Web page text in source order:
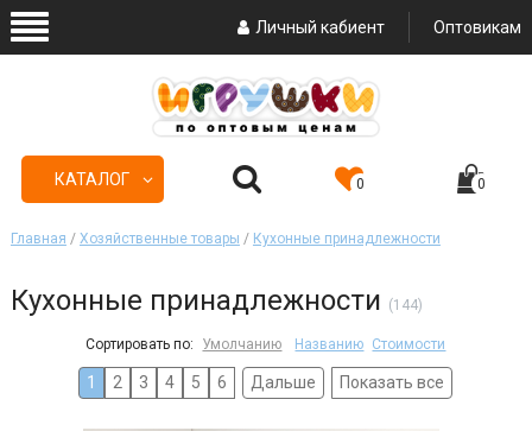
Личный кабиент Оптовикам
КАТАЛОГ 0 0
Главная / Хозяйственные товары / Кухонные принадлежности
Кухонные принадлежности (144)
Сортировать по: Умолчанию Названию Стоимости
1 2 3 4 5 6 Дальше Показать все